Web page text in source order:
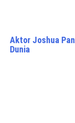
Aktor Joshua
Dunia